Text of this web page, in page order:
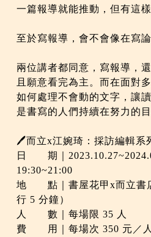
一篇報導就能推動，但有這
至於寫報導，會不會像在寫論
兩位講者都同意，寫報導，
且願意看完為主。而在面對
如何處理不會動的文字，讓
是書寫的人們持續在努力的目
🖊️而立x江婉琦：採訪編輯系
日 期｜
19:30~21:00
地 點｜書屋花甲x而立書
行 5 分鐘）
人 數｜每場限 35 人
費 用｜每場次 350 元／人